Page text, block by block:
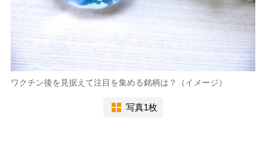
ワクチン後を見据えて注目を集める銘柄は？（イメージ）
写真1枚